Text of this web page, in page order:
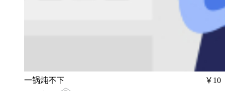
一锅炖不下 ￥10